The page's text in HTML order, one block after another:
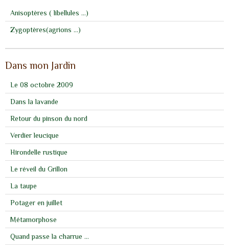
Anisoptères ( libellules ...)
Zygoptères(agrions ...)
Dans mon Jardin
Le 08 octobre 2009
Dans la lavande
Retour du pinson du nord
Verdier leucique
Hirondelle rustique
Le réveil du Grillon
La taupe
Potager en juillet
Métamorphose
Quand passe la charrue ...